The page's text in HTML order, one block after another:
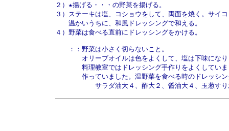
２）★揚げる・・・の野菜を揚げる。
３）ステーキは塩、コショウをして、両面を焼く。サイ
温かいうちに、和風ドレッシングで和える。
４）野菜は食べる直前にドレッシングをかける。
：：野菜は小さく切らないこと。
オリーブオイルは色をよくして、塩は下味になり
料理教室ではドレッシング手作りをよくしていま
作っていました。温野菜を食べる時のドレッシン